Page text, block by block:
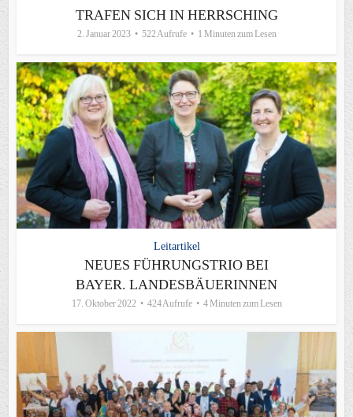
TRAFEN SICH IN HERRSCHING
2. Januar 2023 522 Aufrufe 1 Minuten zum Lesen
Leitartikel
NEUES FÜHRUNGSTRIO BEI
BAYER. LANDESBÄUERINNEN
17. Oktober 2022 424 Aufrufe 4 Minuten zum Lesen